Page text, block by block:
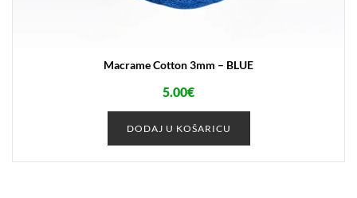
Macrame Cotton 3mm – BLUE
5.00€
DODAJ U KOŠARICU